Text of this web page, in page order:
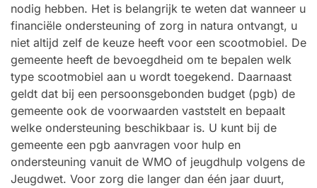
nodig hebben. Het is belangrijk te weten dat wanneer u
financiële ondersteuning of zorg in natura ontvangt, u
niet altijd zelf de keuze heeft voor een scootmobiel. De
gemeente heeft de bevoegdheid om te bepalen welk
type scootmobiel aan u wordt toegekend. Daarnaast
geldt dat bij een persoonsgebonden budget (pgb) de
gemeente ook de voorwaarden vaststelt en bepaalt
welke ondersteuning beschikbaar is. U kunt bij de
gemeente een pgb aanvragen voor hulp en
ondersteuning vanuit de WMO of jeugdhulp volgens de
Jeugdwet. Voor zorg die langer dan één jaar duurt,